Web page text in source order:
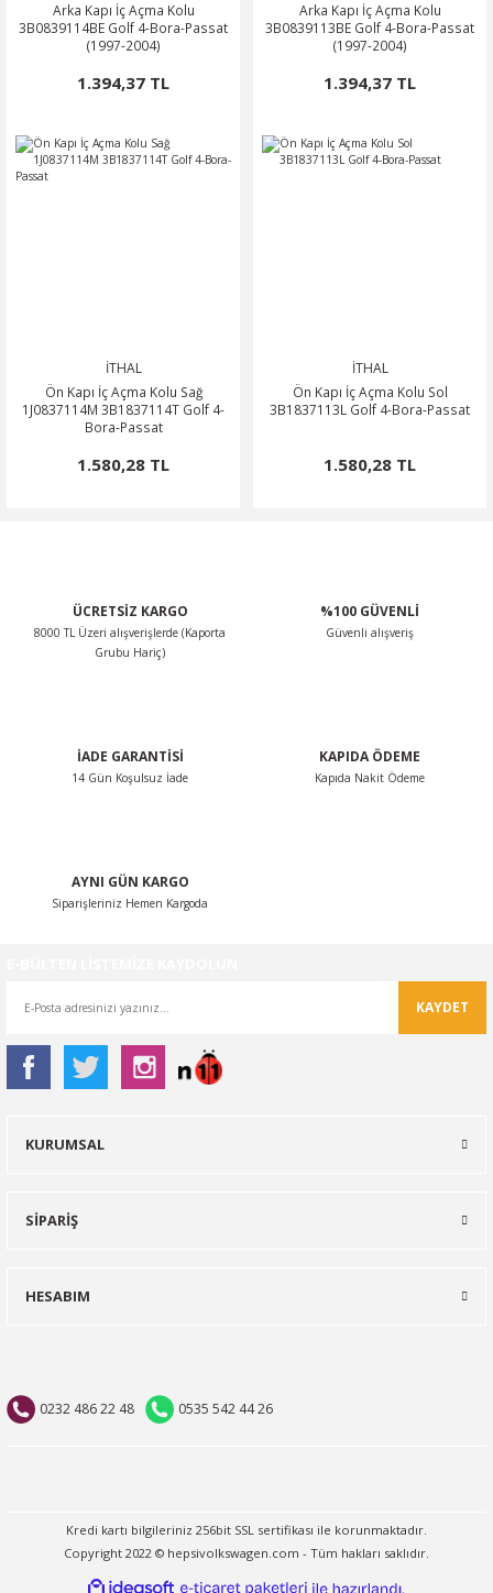
Arka Kapı İç Açma Kolu
3B0839114BE Golf 4-Bora-Passat
(1997-2004)
1.394,37 TL
Arka Kapı İç Açma Kolu
3B0839113BE Golf 4-Bora-Passat
(1997-2004)
1.394,37 TL
İTHAL
Ön Kapı İç Açma Kolu Sağ
1J0837114M 3B1837114T Golf 4-
Bora-Passat
1.580,28 TL
İTHAL
Ön Kapı İç Açma Kolu Sol
3B1837113L Golf 4-Bora-Passat
1.580,28 TL
ÜCRETSİZ KARGO
8000 TL Üzeri alışverişlerde (Kaporta
Grubu Hariç)
%100 GÜVENLİ
Güvenli alışveriş
İADE GARANTİSİ
14 Gün Koşulsuz İade
KAPIDA ÖDEME
Kapıda Nakit Ödeme
AYNI GÜN KARGO
Siparişleriniz Hemen Kargoda
KAYDET
0232 486 22 48 0535 542 44 26
KURUMSAL
SİPARİŞ
HESABIM
Copyright 2022 © hepsivolkswagen.com - Tüm hakları saklıdır.
Kredi kartı bilgileriniz 256bit SSL sertifikası ile korunmaktadır.
ideasoft e-